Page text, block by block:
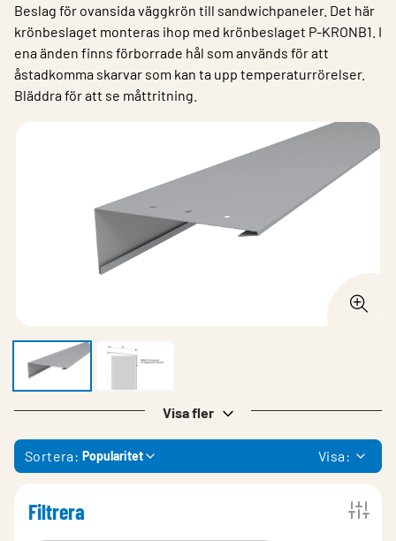
Kontakt
Logga in
Choose languge
Beslag för ovansida väggkrön till sandwichpaneler. Det här
krönbeslaget monteras ihop med krönbeslaget P-KRONB1. I
ena änden finns förborrade hål som används för att
åstadkomma skarvar som kan ta upp temperaturrörelser.
Bläddra för att se måttritning.
Visa fler
Sortera: Popularitet Visa:
Filtrera